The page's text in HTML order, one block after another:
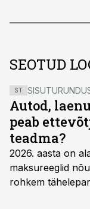
SEOTUD
ST
Autod,
peab
teadma?
2026. aasta on
maksureeglid
rohkem